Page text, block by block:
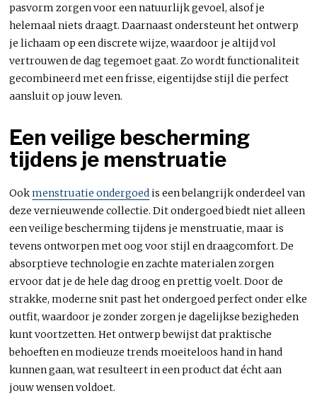
pasvorm zorgen voor een natuurlijk gevoel, alsof je
helemaal niets draagt. Daarnaast ondersteunt het ontwerp
je lichaam op een discrete wijze, waardoor je altijd vol
vertrouwen de dag tegemoet gaat. Zo wordt functionaliteit
gecombineerd met een frisse, eigentijdse stijl die perfect
aansluit op jouw leven.
Een veilige bescherming
tijdens je menstruatie
Ookmenstruatie ondergoedis een belangrijk onderdeel van
deze vernieuwende collectie. Dit ondergoed biedt niet alleen
een veilige bescherming tijdens je menstruatie, maar is
tevens ontworpen met oog voor stijl en draagcomfort. De
absorptieve technologie en zachte materialen zorgen
ervoor dat je de hele dag droog en prettig voelt. Door de
strakke, moderne snit past het ondergoed perfect onder elke
outfit, waardoor je zonder zorgen je dagelijkse bezigheden
kunt voortzetten. Het ontwerp bewijst dat praktische
behoeften en modieuze trends moeiteloos hand in hand
kunnen gaan, wat resulteert in een product dat écht aan
jouw wensen voldoet.